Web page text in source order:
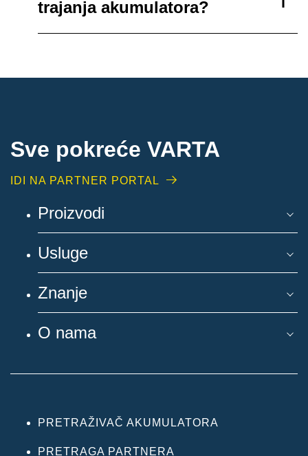
trajanja akumulatora?
Sve pokreće VARTA
IDI NA PARTNER PORTAL
Proizvodi
Usluge
Znanje
O nama
PRETRAŽIVAČ AKUMULATORA
PRETRAGA PARTNERA